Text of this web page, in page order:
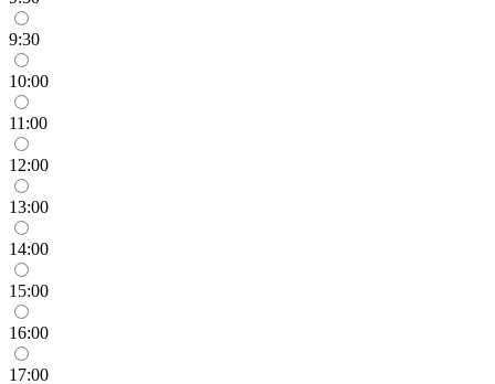
9:30
10:00
11:00
12:00
13:00
14:00
15:00
16:00
17:00